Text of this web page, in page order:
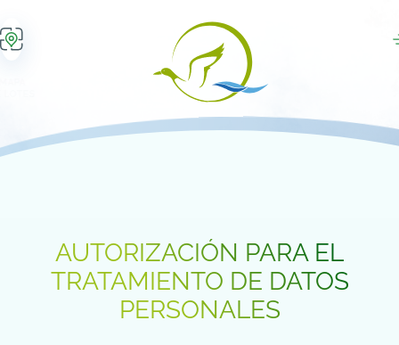
AUTORIZACIÓN PARA EL
TRATAMIENTO DE DATOS
PERSONALES